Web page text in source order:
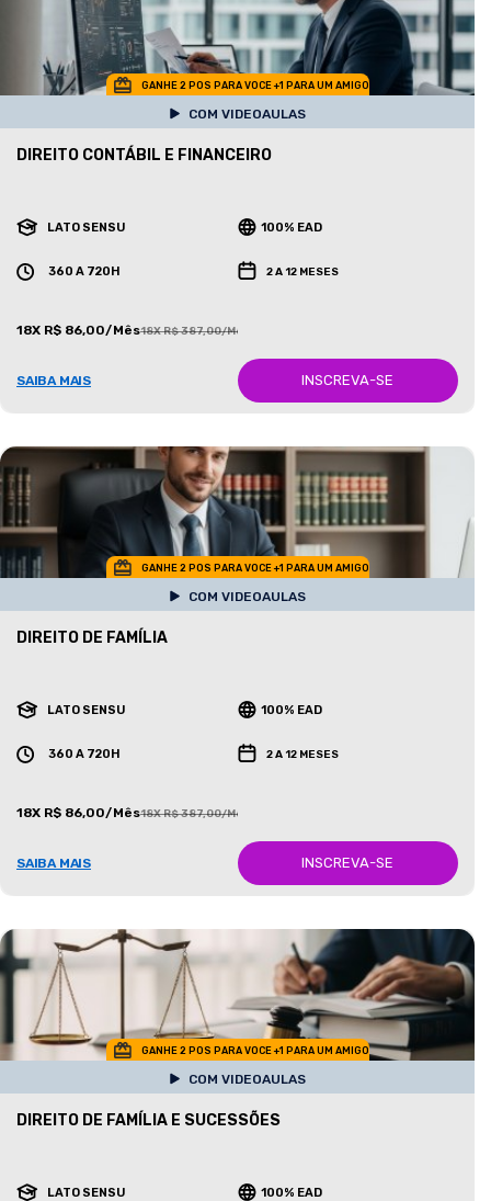
GANHE 2 POS PARA VOCE +1 PARA UM AMIGO
COM VIDEOAULAS
DIREITO CONTÁBIL E FINANCEIRO
LATO SENSU 100% EAD
360 A 720H 2 A 12 MESES
18X R$ 86,00/Mês18X R$ 387,00/Mês
SAIBA MAIS INSCREVA-SE
GANHE 2 POS PARA VOCE +1 PARA UM AMIGO
COM VIDEOAULAS
DIREITO DE FAMÍLIA
LATO SENSU 100% EAD
360 A 720H 2 A 12 MESES
18X R$ 86,00/Mês18X R$ 387,00/Mês
SAIBA MAIS INSCREVA-SE
GANHE 2 POS PARA VOCE +1 PARA UM AMIGO
COM VIDEOAULAS
DIREITO DE FAMÍLIA E SUCESSÕES
LATO SENSU 100% EAD